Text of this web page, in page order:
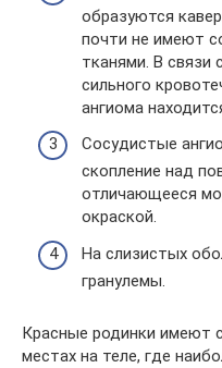
образуются
почти не имеют
тканями. В связи
сильного
ангиома
Сосудистые
скопление над
отличающееся
окраской.
На слизистых
гранулемы.
Красные родинки имеют
местах на теле, где